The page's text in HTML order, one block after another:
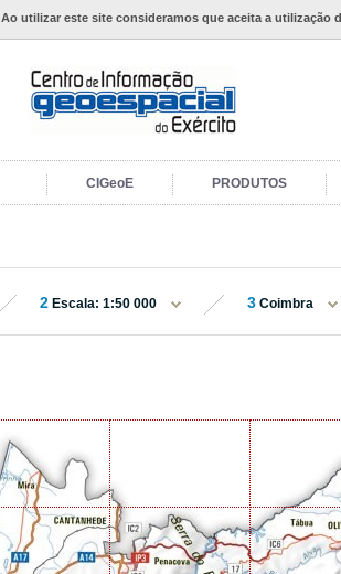
Ao utilizar este site consideramos que aceita a utilização
CIGeoE PRODUTOS
2 Escala: 1:50 000 3 Coimbra